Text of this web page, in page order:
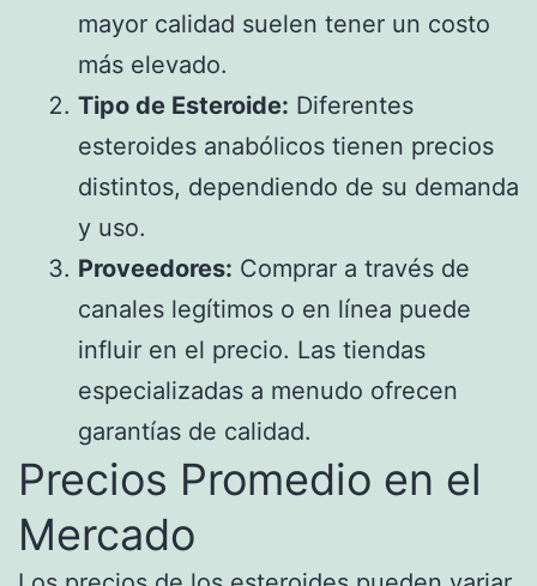
mayor calidad suelen tener un costo
más elevado.
Tipo de Esteroide: Diferentes
esteroides anabólicos tienen precios
distintos, dependiendo de su demanda
y uso.
Proveedores: Comprar a través de
canales legítimos o en línea puede
influir en el precio. Las tiendas
especializadas a menudo ofrecen
garantías de calidad.
Precios Promedio en el
Mercado